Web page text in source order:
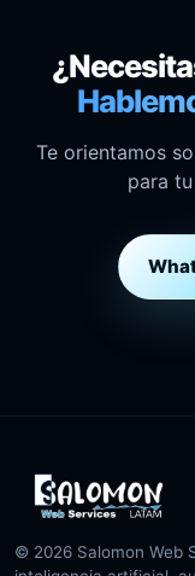
Te orientamos
para
© 2026 Salomon Web